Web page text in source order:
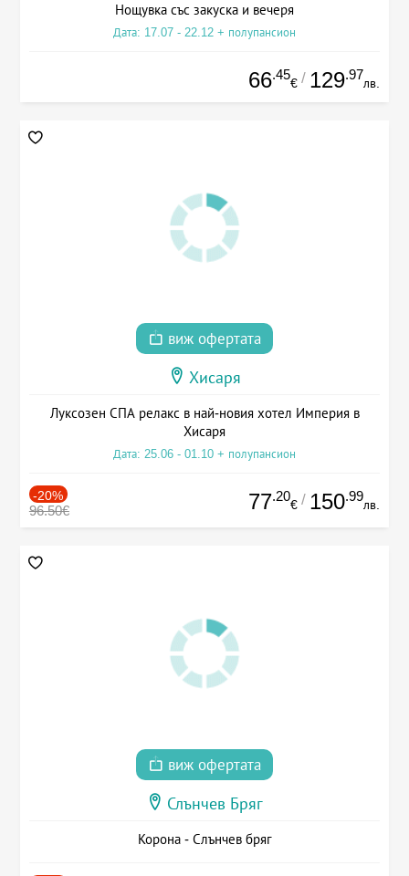
Нощувка със закуска и вечеря
Дата: 17.07 - 22.12 + полупансион
66.45
€ / 129.97
лв.
виж офертата
Хисаря
Луксозен СПА релакс в най-новия хотел Империя в
Хисаря
Дата: 25.06 - 01.10 + полупансион
-20%
96.50€ 77.20
€ / 150.99
лв.
виж офертата
Слънчев Бряг
Корона - Слънчев бряг